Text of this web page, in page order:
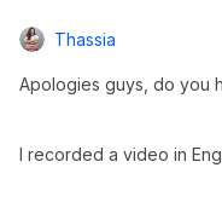
Thassia
Apologies guys, do you
I recorded a video in